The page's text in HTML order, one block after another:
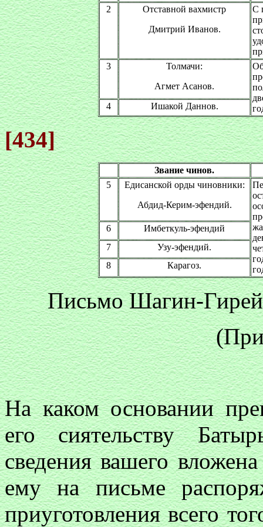
2
Отставной вахмистр
Дмитрий Иванов.
С
3
Толмачи:
Агмет Асанов.
4 Ишакой Даннов.
[434]
Звание чинов.
5
Едисанской орды чиновники:
Абдид-Керим-эфендий.
6
Имбеткуль-эфендий
7
Узу-эфендий.
8
Карагоз.
Письмо Шагин-
На каком основании
его сиятельству
сведения вашего
ему на письме
приуготовления всего